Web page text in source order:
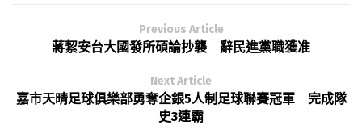
Previous Article
蔣絜安台大國發所碩論抄襲 辭民進黨職獲准
Next Article
嘉市天晴足球俱樂部勇奪企銀5人制足球聯賽冠軍 完成隊
史3連霸